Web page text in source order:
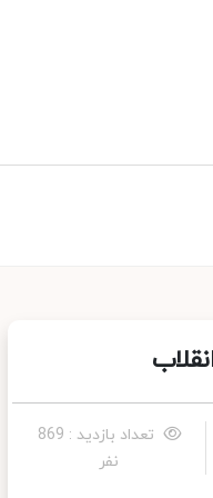
تعداد بازدید : 869
نفر